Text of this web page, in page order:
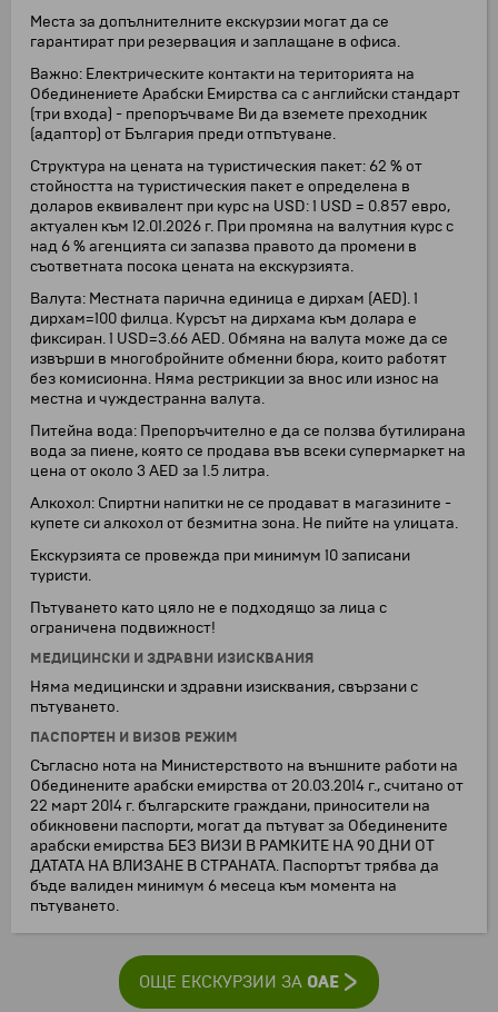
Места за допълнителните екскурзии могат да се
гарантират при резервация и заплащане в офиса.
Важно: Електрическите контакти на територията на
Обединениете Арабски Емирства са с английски стандарт
(три входа) - препоръчваме Ви да вземете преходник
(адаптор) от България преди отпътуване.
Структура на цената на туристическия пакет: 62 % от
стойността на туристическия пакет е определена в
доларов еквивалент при курс на USD: 1 USD = 0.857 евро,
актуален към 12.01.2026 г. При промяна на валутния курс с
над 6 % агенцията си запазва правото да промени в
съответната посока цената на екскурзията.
Валута: Местната парична единица е дирхам (AED). 1
дирхам=100 филца. Курсът на дирхама към долара е
фиксиран. 1 USD=3.66 AED. Обмяна на валута може да се
извърши в многобройните обменни бюра, които работят
без комисионна. Няма рестрикции за внос или износ на
местна и чуждестранна валута.
Питейна вода: Препоръчително е да се ползва бутилирана
вода за пиене, която се продава във всеки супермаркет на
цена от около 3 AED за 1.5 литра.
Алкохол: Спиртни напитки не се продават в магазините -
купете си алкохол от безмитна зона. Не пийте на улицата.
Екскурзията се провежда при минимум 10 записани
туристи.
Пътуването като цяло не е подходящо за лица с
ограничена подвижност!
МЕДИЦИНСКИ И ЗДРАВНИ ИЗИСКВАНИЯ
Няма медицински и здравни изисквания, свързани с
пътуването.
ПАСПОРТЕН И ВИЗОВ РЕЖИМ
Съгласно нота на Министерството на външните работи на
Обединените арабски емирства от 20.03.2014 г., считано от
22 март 2014 г. българските граждани, приносители на
обикновени паспорти, могат да пътуват за Обединените
арабски емирства БЕЗ ВИЗИ В РАМКИТЕ НА 90 ДНИ ОТ
ДАТАТА НА ВЛИЗАНЕ В СТРАНАТА. Паспортът трябва да
бъде валиден минимум 6 месеца към момента на
пътуването.
ОЩЕ ЕКСКУРЗИИ ЗА ОАЕ